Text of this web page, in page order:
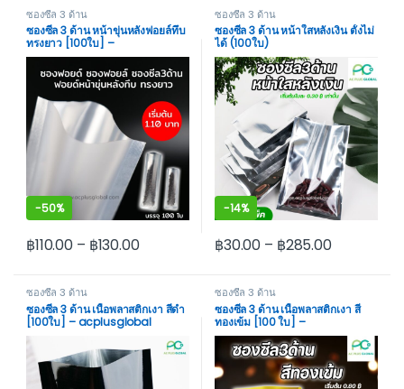
ซองซีล 3 ด้าน
ซองซีล 3 ด้าน หน้าขุ่นหลังฟอยล์ทึบ
ทรงยาว [100ใบ] –
acplusglobal
-50%
฿110.00 – ฿130.00
This product has multiple variants. The options may be
ซองซีล 3 ด้าน
ซองซีล 3 ด้าน หน้าใสหลังเงิน ตั้งไม่
ได้ (100ใบ)
-14%
฿30.00 – ฿285.00
This product has multiple
ซองซีล 3 ด้าน
ซองซีล 3 ด้าน เนื้อพลาสติกเงา สีดำ
[100ใบ] – acplusglobal
ซองซีล 3 ด้าน
ซองซีล 3 ด้าน เนื้อพลาสติกเงา สี
ทองเข้ม [100 ใบ] –
acplusglobal